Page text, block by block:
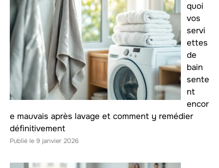
quoi
vos
servi
ettes
de
bain
sente
nt
encor
e mauvais après lavage et comment y remédier
définitivement
9 janvier 2026